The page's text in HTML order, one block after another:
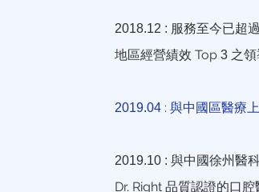
2018.12 : 服務至今已超過
地區經營績效 Top 3 之領
2019.04 : 與中國區醫療
2019.10 : 與中國徐州醫
Dr. Right 品質認證的口腔